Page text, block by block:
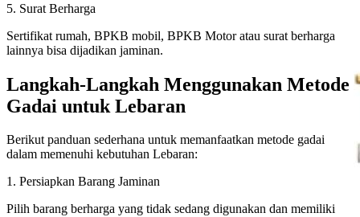
5. Surat Berharga
Sertifikat rumah, BPKB mobil, BPKB Motor atau surat berharga
lainnya bisa dijadikan jaminan.
Langkah-Langkah Menggunakan Metode
Gadai untuk Lebaran
Berikut panduan sederhana untuk memanfaatkan metode gadai
dalam memenuhi kebutuhan Lebaran:
1. Persiapkan Barang Jaminan
Pilih barang berharga yang tidak sedang digunakan dan memiliki